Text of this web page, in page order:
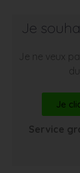
Je
Je ne veux
Je
Service